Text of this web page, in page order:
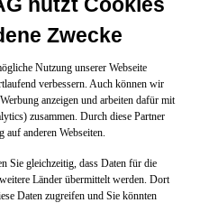
Zwecke
Nutzung unserer Webseite
verbessern. Auch können wir
anzeigen und arbeiten dafür mit
zusammen. Durch diese Partner
auf anderen Webseiten.
Sie gleichzeitig, dass Daten für die
Länder übermittelt werden. Dort
Daten zugreifen und Sie könnten